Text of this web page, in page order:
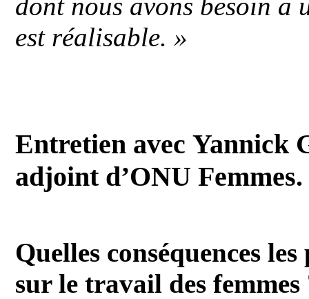
dont nous avons besoin a
est réalisable. »
Entretien avec Yannick
adjoint d’ONU Femmes.
Quelles conséquences
sur le travail des femmes